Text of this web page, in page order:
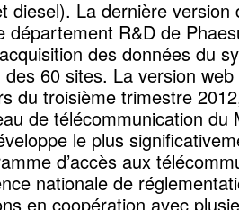
diesel). La dernière version
département R&D de
des données du
des 60 sites. La version
du troisième trimestre
de télécommunication du
le plus
d’accès aux
nationale de
en coopération avec